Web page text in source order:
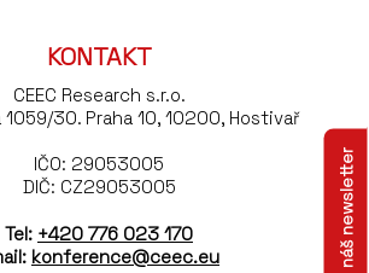
KONTAKT
CEEC Research s.r.o.
30. Praha 10, 10200, Hostivař
IČO: 29053005
DIČ: CZ29053005
Tel: +420 776 023 170
konference@ceec.eu